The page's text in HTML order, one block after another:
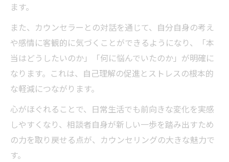
ます。
また、カウンセラーとの対話を通じて、自分自身の考え
や感情に客観的に気づくことができるようになり、「本
当はどうしたいのか」「何に悩んでいたのか」が明確に
なります。これは、自己理解の促進とストレスの根本的
な軽減につながります。
心がほぐれることで、日常生活でも前向きな変化を実感
しやすくなり、相談者自身が新しい一歩を踏み出すため
の力を取り戻せる点が、カウンセリングの大きな魅力で
す。